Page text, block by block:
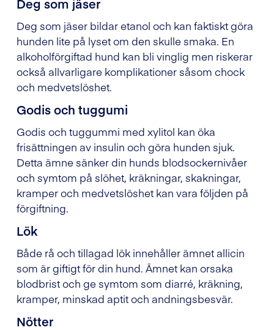
Deg som jäser bildar etanol och kan faktiskt göra
hunden lite på lyset om den skulle smaka. En
alkoholförgiftad hund kan bli vinglig men riskerar
också allvarligare komplikationer såsom chock
och medvetslöshet.
Godis och tuggumi
Godis och tuggummi med xylitol kan öka
frisättningen av insulin och göra hunden sjuk.
Detta ämne sänker din hunds blodsockernivåer
och symtom på slöhet, kräkningar, skakningar,
kramper och medvetslöshet kan vara följden på
förgiftning.
Lök
Både rå och tillagad lök innehåller ämnet allicin
som är giftigt för din hund. Ämnet kan orsaka
blodbrist och ge symtom som diarré, kräkning,
kramper, minskad aptit och andningsbesvär.
Nötter